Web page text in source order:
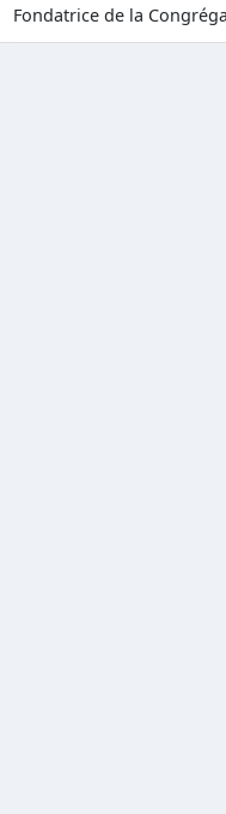
Fondatrice de la